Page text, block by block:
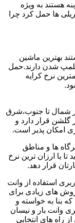
تنی بهترین گزینه هستند به ویژه
ها حمل کرد چرا
بهترین ماشین
شدن دارند.حمل
نرخ کرایه
شمال تا جنوب،شرق
قرار دارد و
امکان پذیر است.
ها و مناطق
با ارزان ترین نرخ
قرار دهد.
استفاده از وانت
های زیادی برای
بنا به خواسته و
وانت بار و نیسان
راه های انتخابی